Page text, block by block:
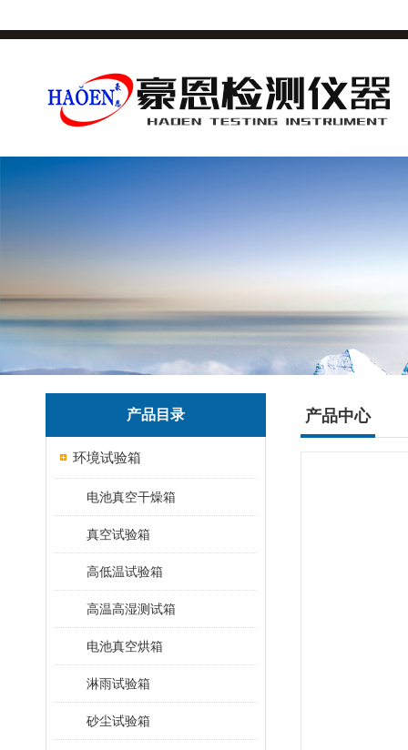
产品目录
环境试验箱
电池真空干燥箱
真空试验箱
高低温试验箱
高温高湿测试箱
电池真空烘箱
淋雨试验箱
砂尘试验箱
产品中心